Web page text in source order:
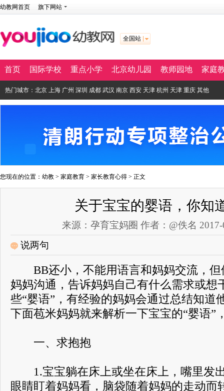
幼教网首页 旗下网站
全国站
首页 国际学校 重点小学 北京幼儿园 教师园地 家庭
热门城市： 北京 上海 广州 深圳 成都 武汉 南京 西安 天津 杭州 天津 重庆 其他
您现在的位置： 幼教 > 家庭教育 > 家长教育心得 > 正文
关于宝宝的婴语，你知
来源：孕育宝妈圈 作者：@佚名 2017-
说两句
BB还小，不能用语言和妈妈交流，但
妈妈沟通，告诉妈妈自己有什么需求或想
些“婴语”，有经验的妈妈会通过总结知道
下面苞米妈妈就来解析一下宝宝的“婴语”
一、求抱抱
1.宝宝躺在床上或坐在床上，嘴里发出
眼睛盯着妈妈看，脑袋随着妈妈的走动而